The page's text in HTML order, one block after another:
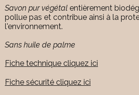
Savon pur végétal entièrement
pollue pas et contribue ainsi à la
l'environnement.
Sans huile de palme
Fiche technique cliquez ici
Fiche sécurité cliquez ici